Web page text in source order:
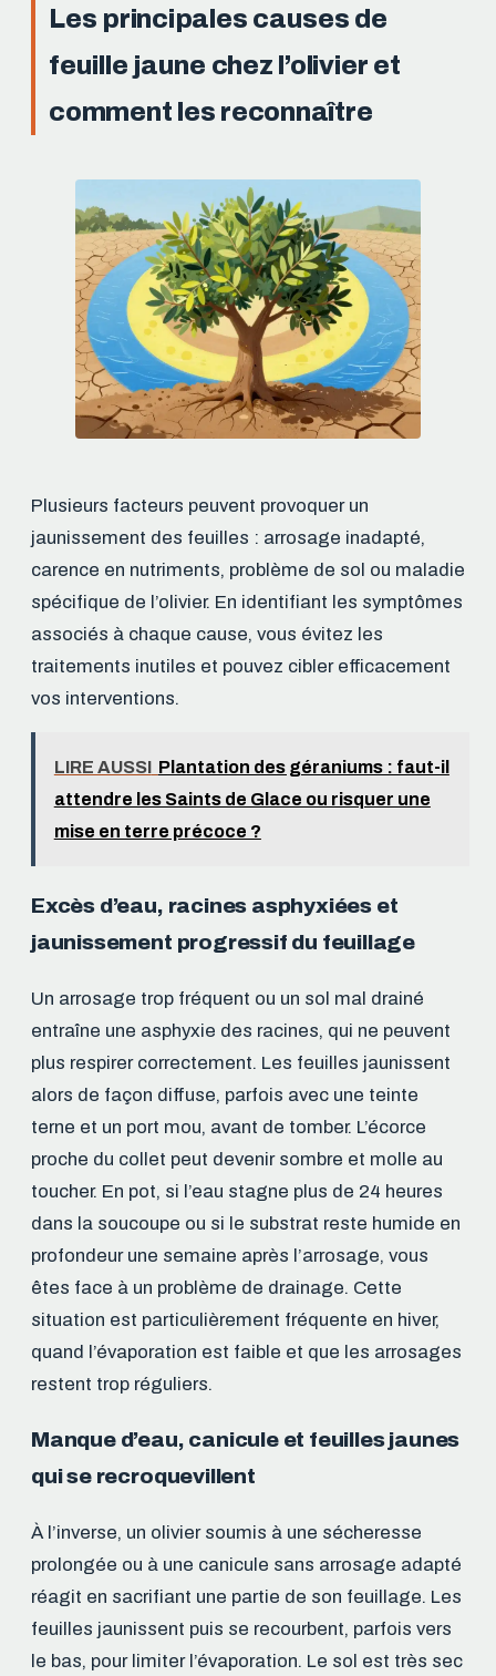
Les principales causes de
feuille jaune chez l’olivier et
comment les reconnaître
Plusieurs facteurs peuvent provoquer un
jaunissement des feuilles : arrosage inadapté,
carence en nutriments, problème de sol ou maladie
spécifique de l’olivier. En identifiant les symptômes
associés à chaque cause, vous évitez les
traitements inutiles et pouvez cibler efficacement
vos interventions.
LIRE AUSSI Plantation des géraniums : faut-il
attendre les Saints de Glace ou risquer une
mise en terre précoce ?
Excès d’eau, racines asphyxiées et
jaunissement progressif du feuillage
Un arrosage trop fréquent ou un sol mal drainé
entraîne une asphyxie des racines, qui ne peuvent
plus respirer correctement. Les feuilles jaunissent
alors de façon diffuse, parfois avec une teinte
terne et un port mou, avant de tomber. L’écorce
proche du collet peut devenir sombre et molle au
toucher. En pot, si l’eau stagne plus de 24 heures
dans la soucoupe ou si le substrat reste humide en
profondeur une semaine après l’arrosage, vous
êtes face à un problème de drainage. Cette
situation est particulièrement fréquente en hiver,
quand l’évaporation est faible et que les arrosages
restent trop réguliers.
Manque d’eau, canicule et feuilles jaunes
qui se recroquevillent
À l’inverse, un olivier soumis à une sécheresse
prolongée ou à une canicule sans arrosage adapté
réagit en sacrifiant une partie de son feuillage. Les
feuilles jaunissent puis se recourbent, parfois vers
le bas, pour limiter l’évaporation. Le sol est très sec